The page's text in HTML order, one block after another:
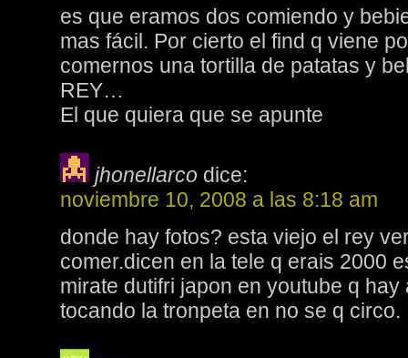
es que eramos dos comiendo y
mas fácil. Por cierto el find q viene
comernos una tortilla de patatas y
REY…
El que quiera que se apunte
jhonellarco dice:
noviembre 10, 2008 a las 8:18 am
donde hay fotos? esta viejo el rey
comer.dicen en la tele q erais 2000
mirate dutifri japon en youtube q
tocando la tronpeta en no se q circo.